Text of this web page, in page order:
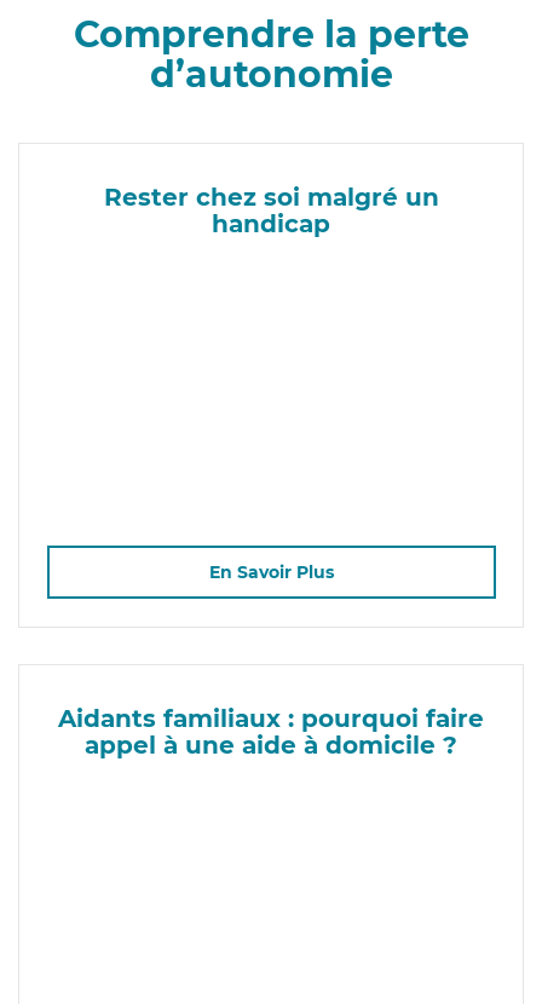
Comprendre la perte
d’autonomie
Rester chez soi malgré un
handicap
En Savoir Plus
Aidants familiaux : pourquoi faire
appel à une aide à domicile ?